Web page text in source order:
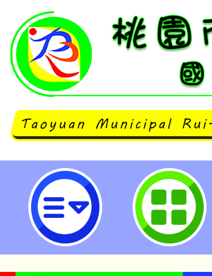
有關行政院修正「行政
第9點、第10點，並自
立瑞坪國民中學